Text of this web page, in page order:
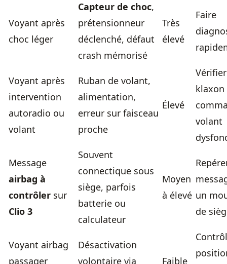
Voyant après
choc léger
Capteur de choc,
prétensionneur
déclenché, défaut
crash mémorisé
Très
élevé
Faire
Voyant après
intervention
autoradio ou
volant
Ruban de volant,
alimentation,
erreur sur faisceau
proche
Élevé
klaxon
volant
Message
airbag à
contrôler sur
Clio 3
Souvent
connectique sous
siège, parfois
batterie ou
calculateur
Moyen
à élevé un
de
Voyant airbag
passager
Désactivation
volontaire via
Faible